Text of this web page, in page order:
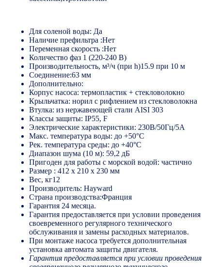
Для соленой воды: Да
Наличие префильтра :Нет
Переменная скорость :Нет
Количество фаз 1 (220-240 В)
Производительность, м³/ч (при h)15.9 при 10 м
Соединение:63 мм
Дополнительно:
Корпус насоса: термопластик + стекловолокно
Крыльчатка: норил с рифлением из стекловолокна
Втулка: из нержавеющей стали AISI 303
Классы защиты: IP55, F
Электрические характеристики: 230B/50Гц/5А
Макс. температура воды: до +50°C
Рек. температура среды: до +40°C
Диапазон шума (10 м): 59,2 дБ
Пригоден для работы с морской водой: частично
Размер : 412 x 210 x 230 мм
Вес, кг12
Производитель: Hayward
Страна производства:Франция
Гарантия 24 месяца.
Гарантия предоставляется при условии проведения
своевременного регулярного технического
обслуживания и замены расходных материалов.
При монтаже насоса требуется дополнительная
установка автомата защиты двигателя.
Гарантия предоставляется при условии проведения